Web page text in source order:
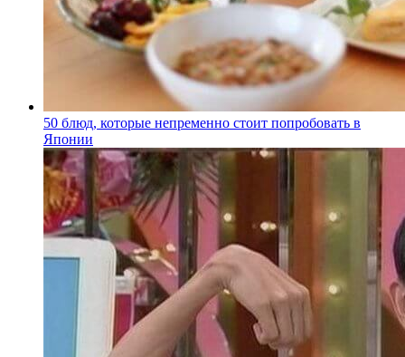
50 блюд, которые непременно стоит попробовать в
Японии